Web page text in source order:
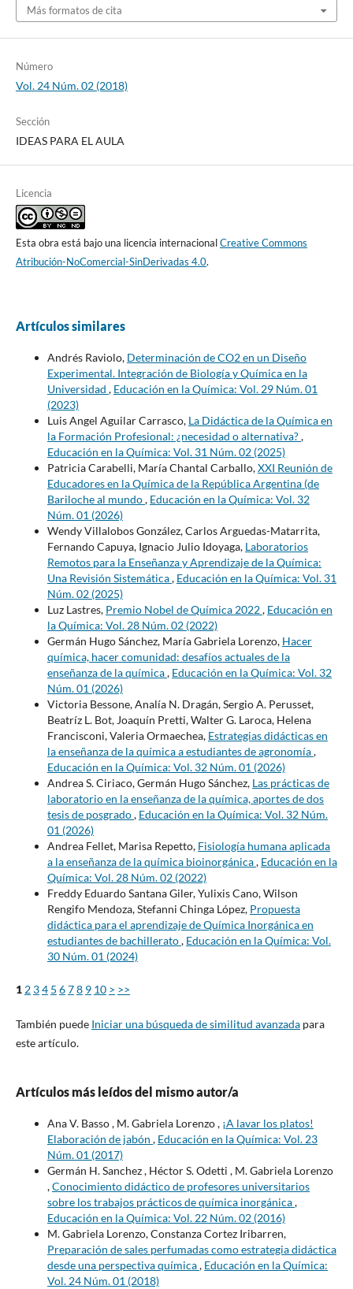
Más formatos de cita
Número
Vol. 24 Núm. 02 (2018)
Sección
IDEAS PARA EL AULA
Licencia
Esta obra está bajo una licencia internacionalCreative Commons
Atribución-NoComercial-SinDerivadas 4.0.
Artículos similares
Andrés Raviolo, Determinación de CO2 en un Diseño
Experimental. Integración de Biología y Química en la
Universidad , Educación en la Química: Vol. 29 Núm. 01
(2023)
Luis Angel Aguilar Carrasco, La Didáctica de la Química en
la Formación Profesional: ¿necesidad o alternativa?,
Educación en la Química: Vol. 31 Núm. 02 (2025)
Patricia Carabelli, María Chantal Carballo,XXI Reunión de
Educadores en la Química de la República Argentina (de
Bariloche al mundo, Educación en la Química: Vol. 32
Núm. 01 (2026)
Wendy Villalobos González, Carlos Arguedas-Matarrita,
Fernando Capuya, Ignacio Julio Idoyaga, Laboratorios
Remotos para la Enseñanza y Aprendizaje de la Química:
Una Revisión Sistemática, Educación en la Química: Vol. 31
Núm. 02 (2025)
Luz Lastres, Premio Nobel de Química 2022, Educación en
la Química: Vol. 28 Núm. 02 (2022)
Germán Hugo Sánchez, María Gabriela Lorenzo, Hacer
química, hacer comunidad: desafíos actuales de la
enseñanza de la química, Educación en la Química: Vol. 32
Núm. 01 (2026)
Victoria Bessone, Analía N. Dragán, Sergio A. Perusset,
Beatríz L. Bot, Joaquín Pretti, Walter G. Laroca, Helena
Francisconi, Valeria Ormaechea, Estrategias didácticas en
la enseñanza de la química a estudiantes de agronomía,
Educación en la Química: Vol. 32 Núm. 01 (2026)
Andrea S. Ciriaco, Germán Hugo Sánchez, Las prácticas de
laboratorio en la enseñanza de la química, aportes de dos
tesis de posgrado, Educación en la Química: Vol. 32 Núm.
01 (2026)
Andrea Fellet, Marisa Repetto, Fisiología humana aplicada
a la enseñanza de la química bioinorgánica, Educación en la
Química: Vol. 28 Núm. 02 (2022)
Freddy Eduardo Santana Giler, Yulixis Cano, Wilson
Rengifo Mendoza, Stefanni Chinga López, Propuesta
didáctica para el aprendizaje de Química Inorgánica en
estudiantes de bachillerato, Educación en la Química: Vol.
30 Núm. 01 (2024)
1 2 34 5 678 9 10 > >>
También puede Iniciar una búsqueda de similitud avanzadapara
este artículo.
Artículos más leídos del mismo autor/a
Ana V. Basso , M. Gabriela Lorenzo , ¡A lavar los platos!
Elaboración de jabón , Educación en la Química: Vol. 23
Núm. 01 (2017)
Germán H. Sanchez , Héctor S. Odetti , M. Gabriela Lorenzo
,Conocimiento didáctico de profesores universitarios
sobre los trabajos prácticos de química inorgánica,
Educación en la Química: Vol. 22 Núm. 02 (2016)
M. Gabriela Lorenzo, Constanza Cortez Iribarren,
Preparación de sales perfumadas como estrategia didáctica
desde una perspectiva química, Educación en la Química:
Vol. 24 Núm. 01 (2018)